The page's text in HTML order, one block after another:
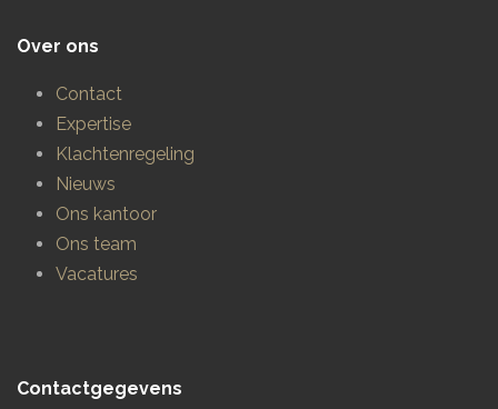
Over ons
Contact
Expertise
Klachtenregeling
Nieuws
Ons kantoor
Ons team
Vacatures
Contactgegevens